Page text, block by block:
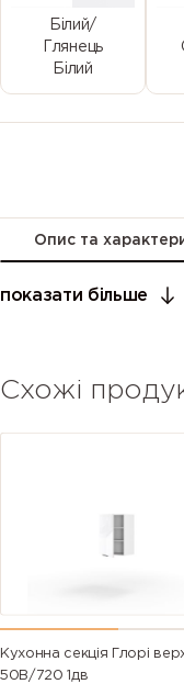
Білий/
Глянець
Білий
Опис та
показати більше
Схожі
Кухонна секція Глорі
50В/720 1дв